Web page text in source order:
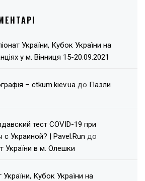
України, Кубок України на
у м. Вінниця 15-20.09.2021
– ctkum.kiev.ua до Пазли
тест COVID-19 при
с Украиной? | Pavel.Run до
України в м. Олешки
України, Кубок України на